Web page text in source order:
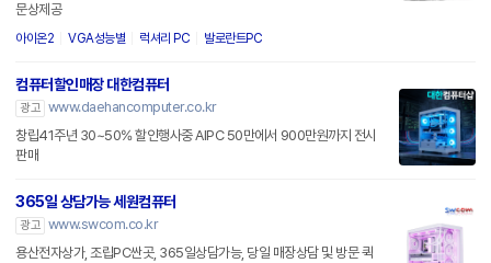
문상제공
아이온2 VGA성능별 럭셔리 PC 발로란트PC
컴퓨터할인매장 대한컴퓨터
광고 www.daehancomputer.co.kr
창립41주년 30~50% 할인행사중 AIPC 50만에서 900만원까지 전시
판매
365일 상담가능 세원컴퓨터
광고 www.swcom.co.kr
용산전자상가, 조립PC싼곳, 365일상담가능, 당일 매장상담 및 방문 퀵